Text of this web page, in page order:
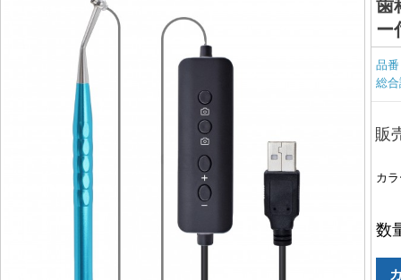
歯
ー
品
総
販
カ
数